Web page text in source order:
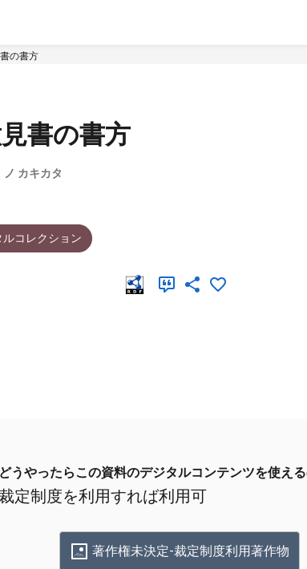
の書方
書の書方
カキカタ
コレクション
どうやったらこの資料のデジタルコンテンツを使える
裁定制度を利用すれば利用可
著作権未決定-裁定制度利用著作物